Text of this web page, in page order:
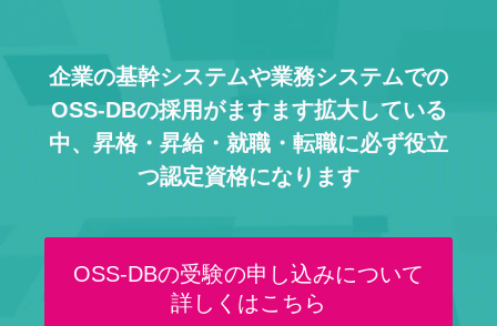
企業の基幹システムや業務システムでの
OSS-DBの採用がますます拡大している
中、 昇格・昇給・就職・転職に必ず役立
つ認定資格になります
OSS-DBの受験の申し込みについて
詳しくはこちら